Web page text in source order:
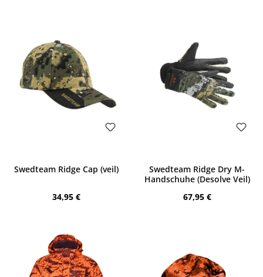
Swedteam Ridge Cap (veil)
Regulärer Preis:
34,95 €
Swedteam Ridge Dry M-
Handschuhe (Desolve Veil)
Regulärer Preis:
67,95 €